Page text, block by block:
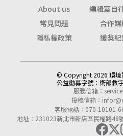
About us
編輯室自
常見問題
合作媒
隱私權政策
獲獎
© Copyright 2026 環境
公益勸募字號： 衛部救
服務信箱：
投稿信箱：
客服電話：070-10101-
地址：231023新北市新店區民權路48